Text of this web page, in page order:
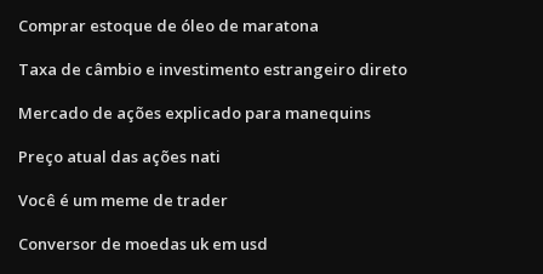
Comprar estoque de óleo de maratona
Taxa de câmbio e investimento estrangeiro direto
Mercado de ações explicado para manequins
Preço atual das ações nati
Você é um meme de trader
Conversor de moedas uk em usd